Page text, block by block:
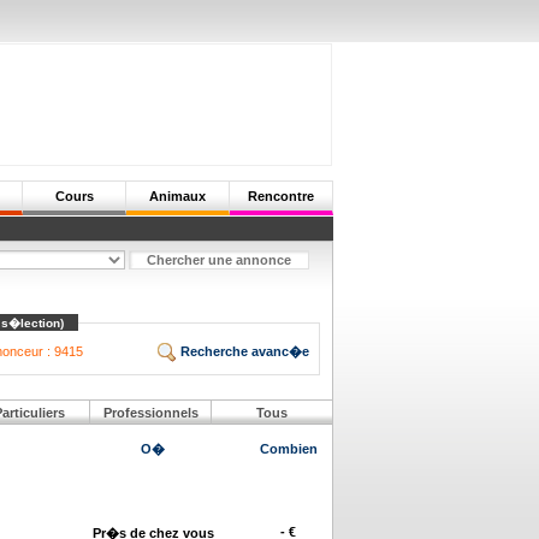
Rencontre
Animaux
Cours
s�lection)
: 9415 Recherche avanc�e
Tous
Professionnels
O� Combien
Pr�s de chez vous - €